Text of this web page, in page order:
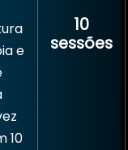
e
10
10
sessões